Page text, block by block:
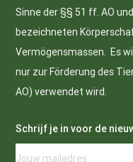
Sinne der §§ 51 ff. AO
bezeichneten
Vermögensmassen. Es
nur zur Förderung des
AO) verwendet wird.
Schrijf je in voor de